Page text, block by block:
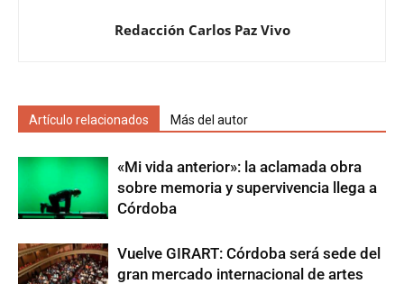
Redacción Carlos Paz Vivo
Artículo relacionados Más del autor
«Mi vida anterior»: la aclamada obra
sobre memoria y supervivencia llega a
Córdoba
Vuelve GIRART: Córdoba será sede del
gran mercado internacional de artes